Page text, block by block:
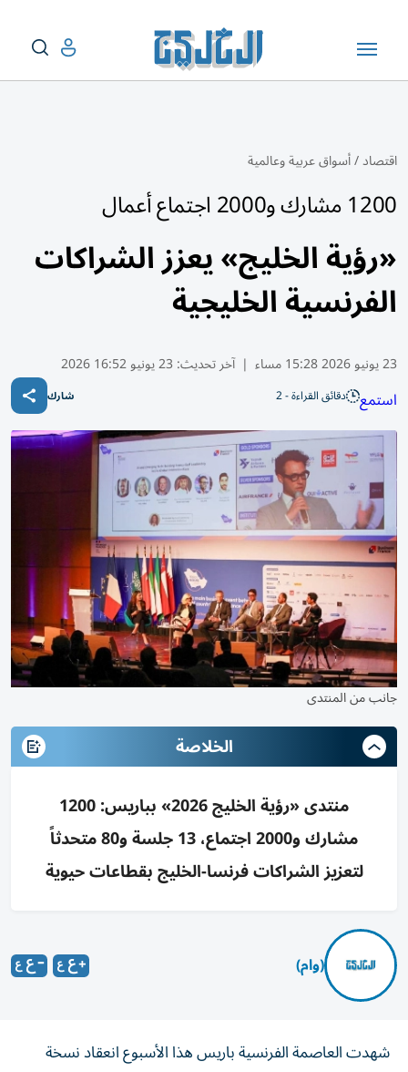
اقتصاد/أسواق عربية وعالمية
1200 مشارك و2000 اجتماع أعمال
«رؤية الخليج» يعزز الشراكات
الفرنسية الخليجية
23 يونيو 2026 15:28 مساء | آخر تحديث: 23 يونيو 16:52 2026
استمع دقائق القراءة - 2 شارك
جانب من المنتدى
الخلاصة
منتدى «رؤية الخليج 2026» بباريس: 1200
مشارك و2000 اجتماع، 13 جلسة و80 متحدثاً
لتعزيز الشراكات فرنسا-الخليج بقطاعات حيوية
(وام)
شهدت العاصمة الفرنسية باريس هذا الأسبوع انعقاد نسخة